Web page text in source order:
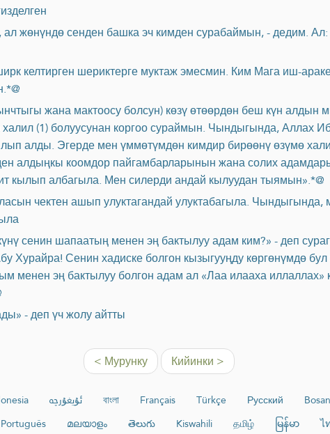
жөнүндө сенден башка эч кимден сурабаймын, - дедим.
келтирген шериктерге муктаж эмесмин. Ким Мага иш-
жана мактоосу болсун) көзү өтөөрдөн беш күн алдын
(1) болуусунан коргоо сураймын. Чындыгында, Аллах
алды. Эгерде мен үммөтүмдөн кимдир бирөөнү өзүмө
алдыңкы коомдор пайгамбарларынын жана солих
албагыла. Мен силерди андай кылуудан тыямын».*@
чектен ашып улуктагандай улуктабагыла.
сенин шапаатың менен эң бактылуу адам ким?» - деп
Хурайра! Сенин хадиске болгон кызыгууңду көргөнүмдө
менен эң бактылуу болгон адам ал «Лаа илааха
- деп үч жолу айтты
< Мурунку Кийинки >
ئۇيغۇرچە বাংলা Français Türkçe Русский
Português മലയാളം తెలుగు Kiswahili தமிழ் မြန်မာ ไ